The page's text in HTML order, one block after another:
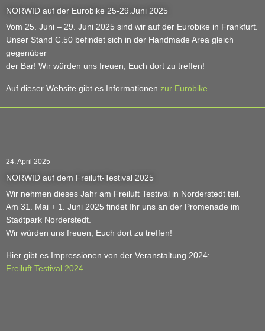
NORWID auf der Eurobike 25-29.Juni 2025
Vom 25. Juni – 29. Juni 2025 sind wir auf der Eurobike in Frankfurt.
Unser Stand C.50 befindet sich in der Handmade Area gleich
gegenüber
der Bar! Wir würden uns freuen, Euch dort zu treffen!
Auf dieser Website gibt es Informationen zur Eurobike
24. April 2025
NORWID auf dem Freiluft-Testival 2025
Wir nehmen dieses Jahr am Freiluft Testival in Norderstedt teil.
Am 31. Mai + 1. Juni 2025 findet Ihr uns an der Promenade im
Stadtpark Norderstedt.
Wir würden uns freuen, Euch dort zu treffen!
Hier gibt es Impressionen von der Veranstaltung 2024:
Freiluft Testival 2024